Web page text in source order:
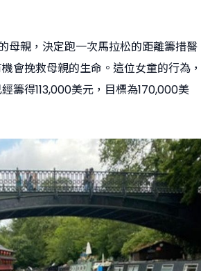
母親，決定跑一次馬拉松的距離籌措醫
會挽救母親的生命。這位女童的行為，
籌得113,000美元，目標為170,000美